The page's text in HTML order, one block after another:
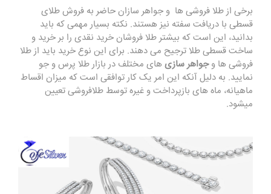
برخی از طلا فروشی ها و جواهر سازان حاضر به فروش طلای
قسطی با دریافت سفته نیز هستند. نکته بسیار مهمی که باید
بدانید، این است که بیشتر طلا فروشان خرید نقدی را بر خرید و
ساخت قسطی طلا ترجیح می دهند. برای این نوع خرید باید از طلا
فروشی ها وجواهر سازی های مختلف در بازار طلا پرس و جو
نمایید. به دلیل آنکه این امر یک کار توافقی است که میزان اقساط
ماهیانه، ماه های بازپرداخت و غیره توسط طلافروشی تعیین
میشود.